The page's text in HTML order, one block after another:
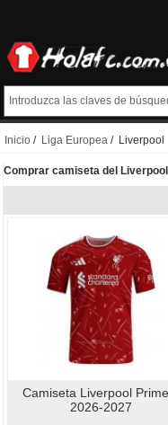
Inicio / Liga Europea / Liverpool
Comprar camiseta del
Camiseta Liverpool
2026-2027